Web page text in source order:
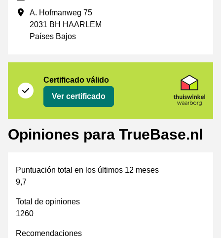
Dirección de la empresa
A. Hofmanweg 75
2031 BH HAARLEM
Países Bajos
Certificado válido
Ver certificado
Opiniones para TrueBase.nl
Puntuación total en los últimos 12 meses
9,7
Total de opiniones
1260
Recomendaciones